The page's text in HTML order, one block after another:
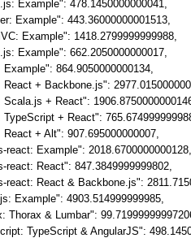
Example": 478.1450000000041,
Example": 443.36000000001513,
Example": 1418.2799999999988,
Example": 662.2050000000017,
Example": 864.9050000000134,
React + Backbone.js":
Scala.js + React":
TypeScript + React":
React + Alt": 907.695000000007,
react: Example": 2018.6700000000128,
react: React": 847.3849999999802,
react: React & Backbone.js":
Example": 4903.514999999985,
Thorax & Lumbar":
TypeScript & AngularJS":